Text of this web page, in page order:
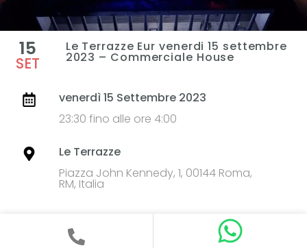
15
SET
Le Terrazze Eur venerdi 15 settembre
2023 – Commerciale House
venerdì 15 Settembre 2023
23:30 fino alle ore 4:00
Le Terrazze
Piazza John Kennedy, 1, 00144 Roma,
RM, Italia